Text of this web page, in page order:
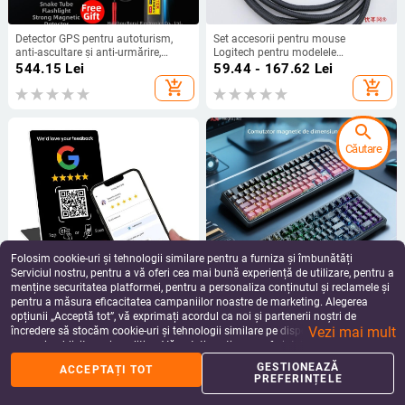
Detector GPS pentru autoturism,
anti-ascultare și anti-urmărire,
scanare semnale wireless
544.15 Lei
add_shopping_cart
Set accesorii pentru mouse
Logitech pentru modelele
G903/G703/G603/G502/G933 –
contragreutate, cablu USB de
59.44 - 167.62 Lei
add_shopping_cart
Card NFC cu QR dinamic pentru
evaluări, cu Ntag215 — cardă
inteligentă nefinanciară
43.01Lei
add_shopping_cart
AK980MAX Tastatură de gaming
cu iluminare RGB, conectare prin
cablu, brand Ajazz/Heijue, lansare
2025
603.04 - 903.43Lei
add_shopping_cart
Folosim cookie-uri și tehnologii similare pentru a furniza și îmbunătăți
Serviciul nostru, pentru a vă oferi cea mai bună experiență de utilizare, pentru a
menține securitatea platformei, pentru a personaliza conținutul și reclamele și
pentru a măsura eficacitatea campaniilor noastre de marketing. Alegerea
opțiunii „Acceptă tot”, vă exprimați acordul ca noi și partenerii noștri de
încredere să stocăm cookie-uri și tehnologii similare pe dispozitivul dvs. în
scopuri publicitare și analitice. Vă puteți gestiona preferințele în orice moment
făcând clic pe „Gestionează preferințele”. Pentru mai multe informații, vă
rugăm să consultațiPolitica noastră de confidențialitate.
Vezi mai mult
ACCEPTAȚI TOT
GESTIONEAZĂ
PREFERINȚELE
search
Căutare